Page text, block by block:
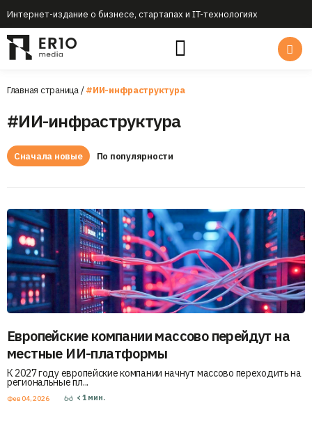
Интернет-издание о бизнесе, стартапах и IT-технологиях
Главная страница/#ИИ-инфраструктура
#ИИ-инфраструктура
Сначала новые По популярности
Европейские компании массово перейдут на
местные ИИ-платформы
К 2027 году европейские компании начнут массово переходить на
региональные пл...
Фев 04, 2026 < 1 мин.